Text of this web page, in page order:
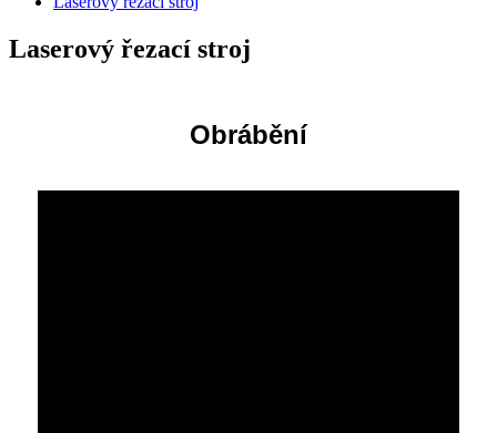
Laserový řezací stroj
Obrábění